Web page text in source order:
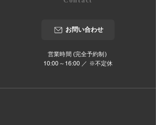
お問い合わせ
営業時間 (完全予約制)
10:00～16:00 ／ ※不定休